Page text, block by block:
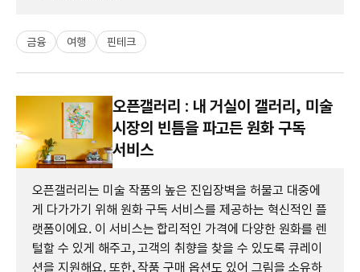
금융 여행 핀테크
오픈갤러리 : 내 거실이 갤러리, 미술
시장의 빈틈을 파고든 원화 구독
서비스
오픈갤러리는 미술 작품의 높은 진입장벽을 허물고 대중에
게 다가가기 위해 원화 구독 서비스를 제공하는 혁신적인 플
랫폼이에요. 이 서비스는 합리적인 가격에 다양한 원화를 렌
털할 수 있게 해주고, 고객의 취향을 찾을 수 있도록 큐레이
션을 지원해요. 또한, 작품 구매 옵션도 있어 그림을 소유하